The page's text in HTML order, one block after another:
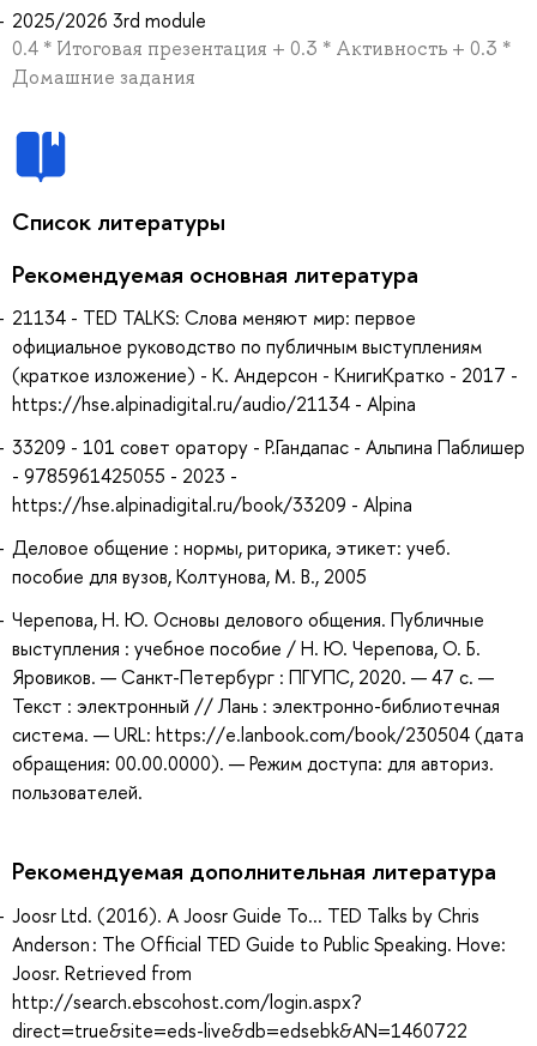
2025/2026 3rd module
0.4 * Итоговая презентация + 0.3 * Активность + 0.3 *
Домашние задания
Список литературы
Рекомендуемая основная литература
21134 - TED TALKS: Слова меняют мир: первое
официальное руководство по публичным выступлениям
(краткое изложение) - К. Андерсон - КнигиКратко - 2017 -
https://hse.alpinadigital.ru/audio/21134 - Alpina
33209 - 101 совет оратору - Р.Гандапас - Альпина Паблишер
- 9785961425055 - 2023 -
https://hse.alpinadigital.ru/book/33209 - Alpina
Деловое общение : нормы, риторика, этикет: учеб.
пособие для вузов, Колтунова, М. В., 2005
Черепова, Н. Ю. Основы делового общения. Публичные
выступления : учебное пособие / Н. Ю. Черепова, О. Б.
Яровиков. — Санкт-Петербург : ПГУПС, 2020. — 47 с. —
Текст : электронный // Лань : электронно-библиотечная
система. — URL: https://e.lanbook.com/book/230504 (дата
обращения: 00.00.0000). — Режим доступа: для авториз.
пользователей.
Рекомендуемая дополнительная литература
Joosr Ltd. (2016). A Joosr Guide To... TED Talks by Chris
Anderson : The Official TED Guide to Public Speaking. Hove:
Joosr. Retrieved from
http://search.ebscohost.com/login.aspx?
direct=true&site=eds-live&db=edsebk&AN=1460722